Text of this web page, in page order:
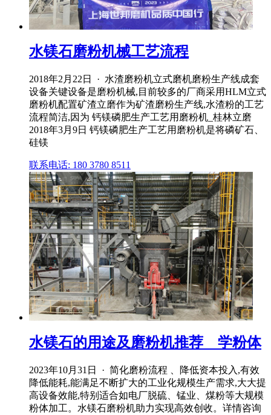
水镁石磨粉机械工艺流程
2018年2月22日 · 水渣磨粉机立式磨机磨粉生产线成套
设备关键设备是磨粉机械,目前较多的厂商采用HLM立式
磨粉机配置矿渣立磨作为矿渣磨粉生产线,水渣粉的工艺
流程简洁,因为 钙镁磷肥生产工艺用磨粉机_桂林立磨
2018年3月9日 钙镁磷肥生产工艺用磨粉机是将磷矿石、
硅镁
联系电话: 180 3780 8511
水镁石的用途及磨粉机推荐 _ 学粉体
2023年10月31日 · 简化磨粉流程 、降低资本投入,有效
降低能耗,能满足不断扩大的工业化规模生产需求,大大提
高设备效能,特别适合如电厂脱硫、锰业、煤粉等大规模
粉体加工。水镁石磨粉机助力实现高效创收。详情咨询